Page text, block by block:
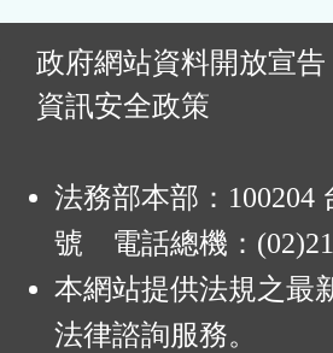
政府網站資料開放宣告
資訊安全政策
法務部本部：100204
號 電話總機：
本網站提供法規之最
法律諮詢服務。